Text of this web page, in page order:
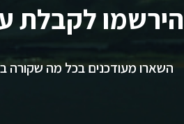
הירשמו לקבלת
השארו מעודכנים בכל מה שקורה